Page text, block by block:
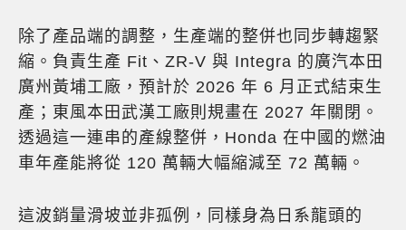
除了產品端的調整，生產端的整併也同步轉趨緊
縮。負責生產 Fit、ZR-V 與 Integra 的廣汽本田
廣州黃埔工廠，預計於 2026 年 6 月正式結束生
產；東風本田武漢工廠則規畫在 2027 年關閉。
透過這一連串的產線整併，Honda 在中國的燃油
車年產能將從 120 萬輛大幅縮減至 72 萬輛。
這波銷量滑坡並非孤例，同樣身為日系龍頭的